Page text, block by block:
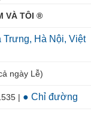
VÀ TÔI ®
Hà Nội, Việt
ngày Lễ)
| ● Chỉ đường